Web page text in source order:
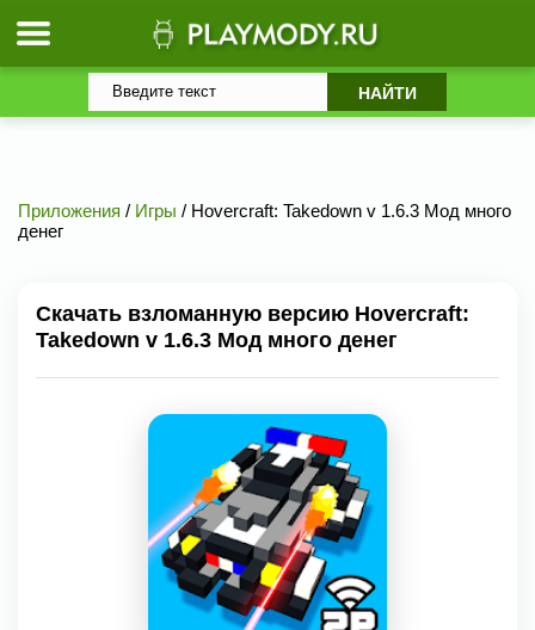
Приложения / Игры / Hovercraft: Takedown v 1.6.3 Мод много
денег
Скачать взломанную версию Hovercraft:
Takedown v 1.6.3 Мод много денег